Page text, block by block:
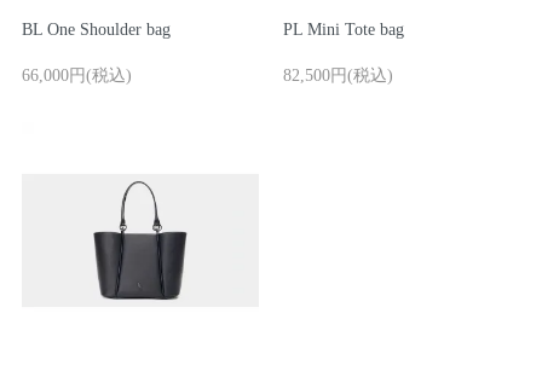
BL One Shoulder bag
66,000円(税込)
PL Mini Tote bag
82,500円(税込)